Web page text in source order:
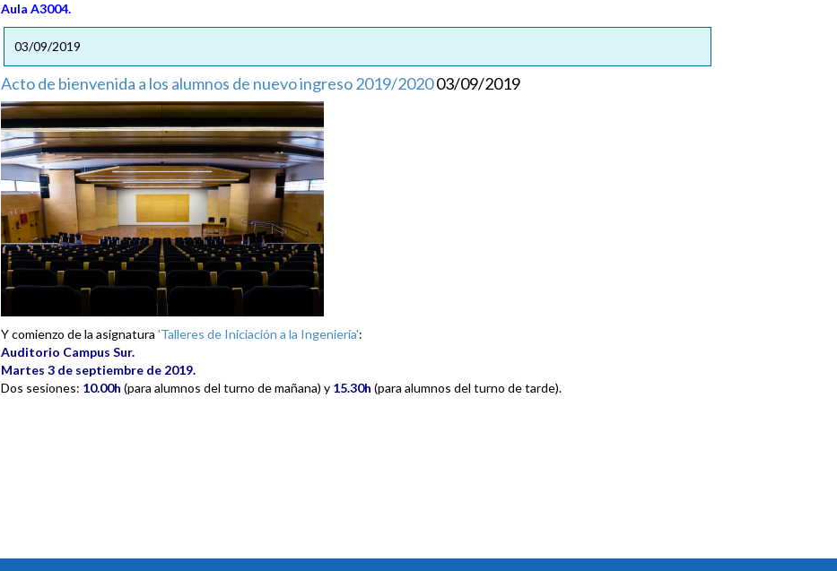
Aula A3004.
03/09/2019
Acto de bienvenida a los alumnos de nuevo ingreso 2019/202003/09/2019
Y comienzo de la asignatura 'Talleres de Iniciación a la Ingeniería':
Auditorio Campus Sur.
Martes 3 de septiembre de 2019.
Dos sesiones: 10.00h (para alumnos del turno de mañana) y 15.30h (para alumnos del turno de tarde).